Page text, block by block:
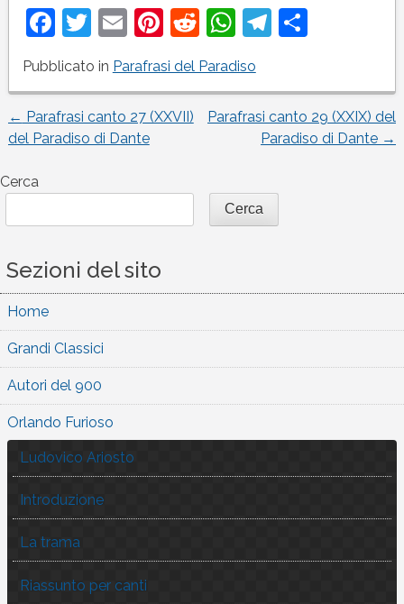
Facebook
Twitter
EmailPinterest
Reddit
WhatsApp
Telegram
Pubblicato in Parafrasi del Paradiso
Navigazione
articoli
← Parafrasi canto 27 (XXVII)
del Paradiso di Dante
Parafrasi canto 29 (XXIX) del
Paradiso di Dante →
Cerca
Cerca
Sezioni del sito
Home
Grandi Classici
Autori del 900
Orlando Furioso
Ludovico Ariosto
Introduzione
La trama
Riassunto per canti